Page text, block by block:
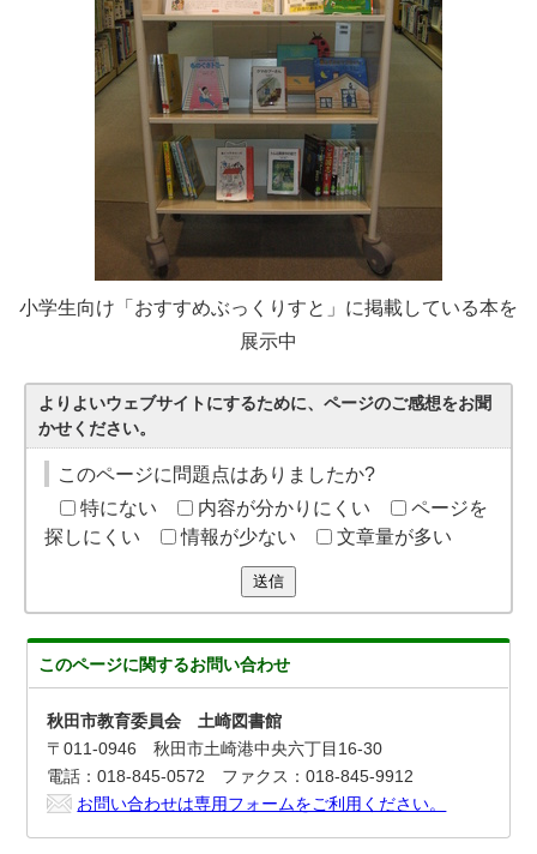
小学生向け「おすすめぶっくりすと」に掲載している本を
展示中
よりよいウェブサイトにするために、ページのご感想をお聞
かせください。
このページに問題点はありましたか?
特にない
内容が分かりにくい
ページを
探しにくい
情報が少ない 文章量が多い
送信
このページに関するお問い合わせ
秋田市教育委員会 土崎図書館
〒011-0946 秋田市土崎港中央六丁目16-30
電話：018-845-0572 ファクス：018-845-9912
お問い合わせは専用フォームをご利用ください。